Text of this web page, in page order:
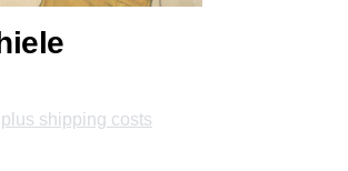
shipping costs